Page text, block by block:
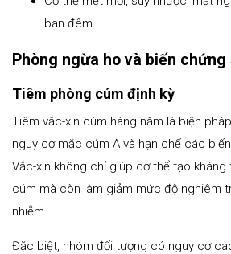
ban đêm.
Phòng ngừa ho và biến
Tiêm phòng cúm định kỳ
Tiêm vắc-xin cúm hàng năm là biện
nguy cơ mắc cúm A và hạn chế các
Vắc-xin không chỉ giúp cơ thể tạo kháng
cúm mà còn làm giảm mức độ nghiêm
nhiễm.
Đặc biệt, nhóm đối tượng có nguy cơ